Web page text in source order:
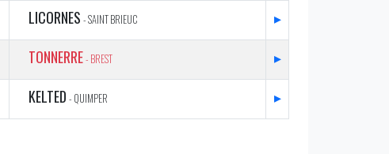
LICORNES - SAINT BRIEUC
▸
TONNERRE- BREST
▸
KELTED - QUIMPER ▸